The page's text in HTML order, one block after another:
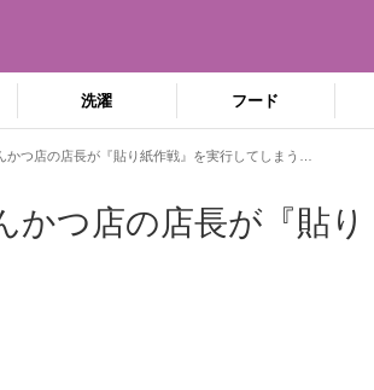
洗濯 フード
かつ店の店長が『貼り紙作戦』を実行してしまう…
かつ店の店長が『貼り